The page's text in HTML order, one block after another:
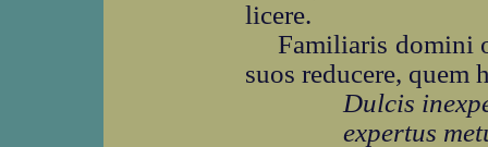
licere.
Familiaris domini
suos reducere, quem
Dulcis
expertus